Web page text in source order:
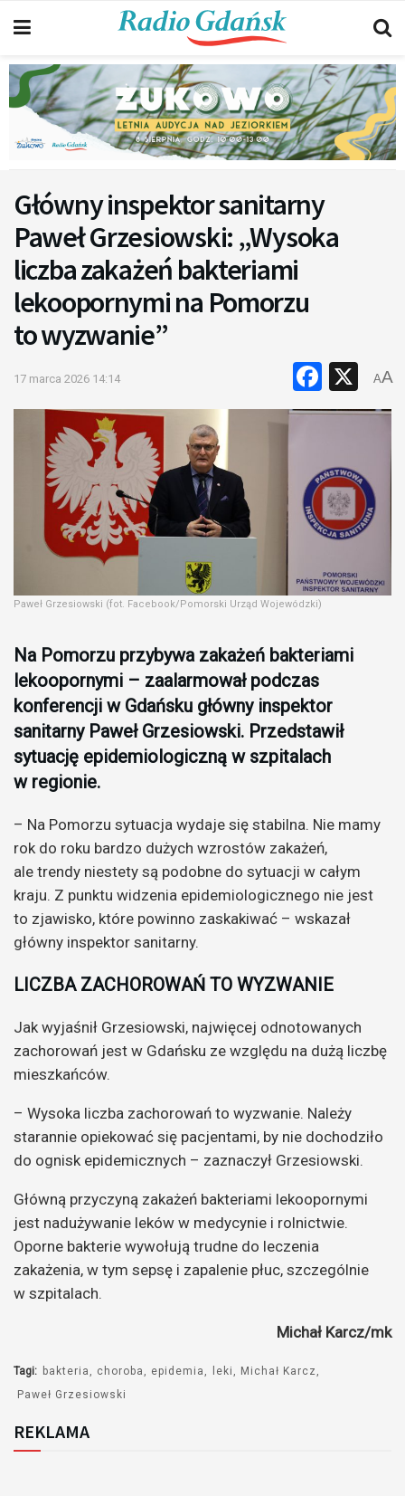
Główny inspektor sanitarny
Paweł Grzesiowski: „Wysoka
liczba zakażeń bakteriami
lekoopornymi na Pomorzu
to wyzwanie”
17 marca 2026 14:14 X
AA
Paweł Grzesiowski (fot. Facebook/Pomorski Urząd Wojewódzki)
Na Pomorzu przybywa zakażeń bakteriami
lekoopornymi – zaalarmował podczas
konferencji w Gdańsku główny inspektor
sanitarny Paweł Grzesiowski. Przedstawił
sytuację epidemiologiczną w szpitalach
w regionie.
– Na Pomorzu sytuacja wydaje się stabilna. Nie mamy
rok do roku bardzo dużych wzrostów zakażeń,
ale trendy niestety są podobne do sytuacji w całym
kraju. Z punktu widzenia epidemiologicznego nie jest
to zjawisko, które powinno zaskakiwać – wskazał
główny inspektor sanitarny.
LICZBA ZACHOROWAŃ TO WYZWANIE
Jak wyjaśnił Grzesiowski, najwięcej odnotowanych
zachorowań jest w Gdańsku ze względu na dużą liczbę
mieszkańców.
– Wysoka liczba zachorowań to wyzwanie. Należy
starannie opiekować się pacjentami, by nie dochodziło
do ognisk epidemicznych – zaznaczył Grzesiowski.
Główną przyczyną zakażeń bakteriami lekoopornymi
jest nadużywanie leków w medycynie i rolnictwie.
Oporne bakterie wywołują trudne do leczenia
zakażenia, w tym sepsę i zapalenie płuc, szczególnie
w szpitalach.
Michał Karcz/mk
Tagi: bakteria choroba epidemia leki
Michał Karcz
Paweł Grzesiowski
REKLAMA